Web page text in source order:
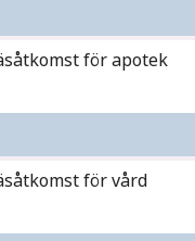
för apotek
för vård